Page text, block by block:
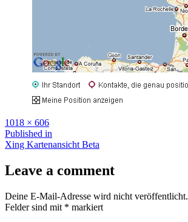
Full
size
1018 × 606
Beitragsnavigation
Published in
Xing Kartenansicht Beta
Leave a comment
Deine E-Mail-Adresse wird nicht veröffentlicht.
Felder sind mit * markiert